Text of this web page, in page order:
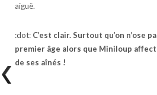
aiguë.
:dot: C’est clair. Surtout qu’on n’ose
premier âge alors que Miniloup
de ses aînés !